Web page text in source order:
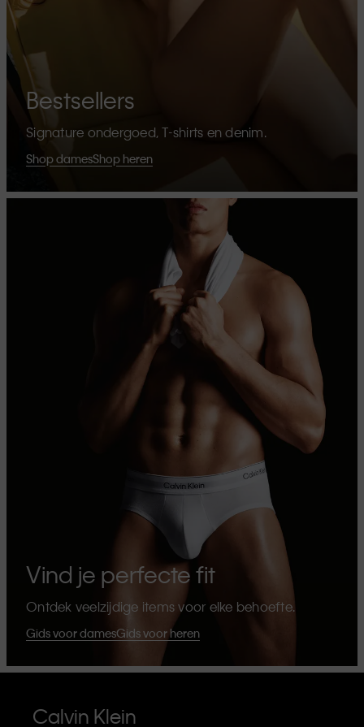
Bestsellers
Signature ondergoed, T-shirts en denim.
Shop damesShop heren
Vind je perfecte fit
Ontdek veelzijdige items voor elke behoefte.
Gids voor damesGids voor heren
Calvin Klein